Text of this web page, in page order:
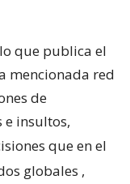
que publica el
mencionada red
de
e insultos,
que en el
globales ,